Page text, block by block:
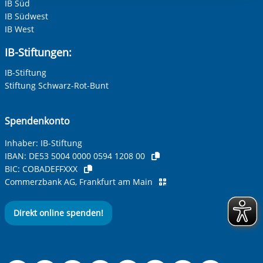
Ihre E-Mail-Adresse
Ihre Telefonnummer
Betreff ihrer Anfrage
Ihre Nachricht*
IB Süd
IB Südwest
IB West
IB-Stiftungen:
IB-Stiftung
Stiftung Schwarz-Rot-Bunt
Spendenkonto
Inhaber: IB-Stiftung
IBAN: DE53 5004 0000 0594 1208 00
BIC: COBADEFFXXX
Commerzbank AG, Frankfurt am Main
Direkt online spenden!